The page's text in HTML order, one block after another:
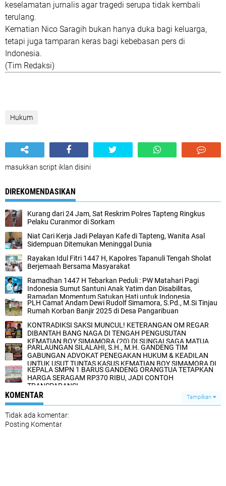
keselamatan jurnalis agar tragedi serupa tidak kembali
terulang.
Kematian Nico Saragih bukan hanya duka bagi keluarga,
tetapi juga tamparan keras bagi kebebasan pers di
Indonesia.
(Tim Redaksi)
Hukum
masukkan script iklan disini
DIREKOMENDASIKAN
Kurang dari 24 Jam, Sat Reskrim Polres Tapteng Ringkus
Pelaku Curanmor di Sorkam
Niat Cari Kerja Jadi Pelayan Kafe di Tapteng, Wanita Asal
Sidempuan Ditemukan Meninggal Dunia
Rayakan Idul Fitri 1447 H, Kapolres Tapanuli Tengah Sholat
Berjemaah Bersama Masyarakat
Ramadhan 1447 H Tebarkan Peduli : PW Matahari Pagi
Indonesia Sumut Santuni Anak Yatim dan Disabilitas,
Ramadan Momentum Satukan Hati untuk Indonesia
PLH Camat Andam Dewi Rudolf Simamora, S.Pd., M.Si Tinjau
Rumah Korban Banjir 2025 di Desa Pangaribuan
KONTRADIKSI SAKSI MUNCUL! KETERANGAN OM REGAR
DIBANTAH BANG NAGA DI TENGAH PENGUSUTAN
KEMATIAN BOY SIMAMORA (20) DI SUNGAI SAGA MATUA
PARLAUNGAN SILALAHI, S.H., M.H. GANDENG TIM
GABUNGAN ADVOKAT PENEGAKAN HUKUM & KEADILAN
UNTUK USUT TUNTAS KASUS KEMATIAN BOY SIMAMORA DI
TAPANULI TENGAH
KEPALA SMPN 1 BARUS GANDENG ORANGTUA TETAPKAN
HARGA SERAGAM RP370 RIBU, JADI CONTOH
TRANSPARANSI
KOMENTAR Tampilkan
Tidak ada komentar:
Posting Komentar